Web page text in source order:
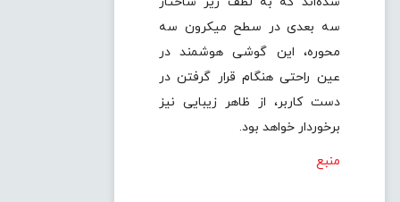
سه بعدی در سطح میکرون سه
محوره، این گوشی هوشمند در
عین راحتی هنگام قرار گرفتن در
دست کاربر، از ظاهر زیبایی نیز
برخوردار خواهد بود.
منبع